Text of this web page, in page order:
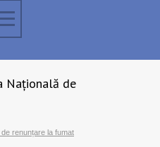
Națională de
renunțare la fumat